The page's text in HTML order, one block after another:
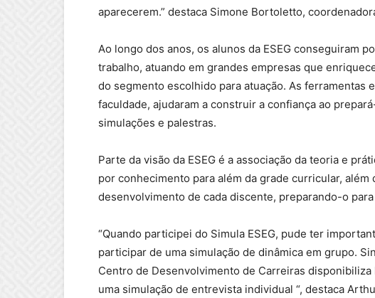
aparecerem.” destaca Simone Bortoletto,
Ao longo dos anos, os alunos da ESEG conseguiram
trabalho, atuando em grandes empresas que
do segmento escolhido para atuação. As ferramentas
faculdade, ajudaram a construir a confiança ao
simulações e palestras.
Parte da visão da ESEG é a associação da teoria e
por conhecimento para além da grade curricular,
desenvolvimento de cada discente, preparando-o
“Quando participei do Simula ESEG, pude ter
participar de uma simulação de dinâmica em grupo.
Centro de Desenvolvimento de Carreiras
uma simulação de entrevista individual “, destaca